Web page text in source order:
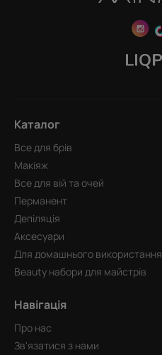
Каталог
Все для брів
Макіяж
Все для вій та очей
Перманент
Депіляція
Аксесуари
Для домашнього використання
Beauty набори для майстрів
Навігація
Про нас
Зв'язатися з нами